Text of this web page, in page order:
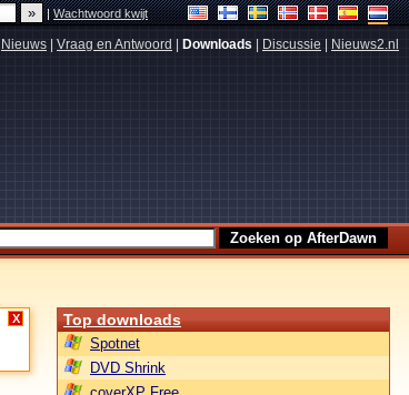
|Wachtwoord kwijt
Nieuws Vraag en Antwoord Downloads Discussie Nieuws2.nl
X Top downloads
Spotnet
DVD Shrink